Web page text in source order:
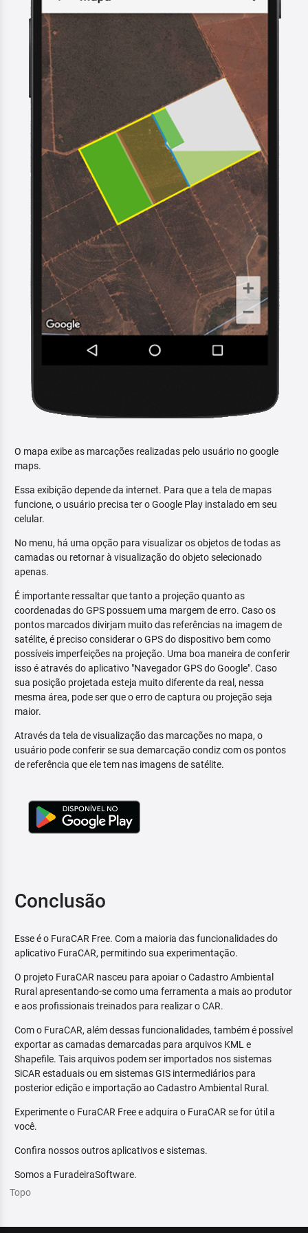
O mapa exibe as marcações realizadas pelo usuário no google
maps.
Essa exibição depende da internet. Para que a tela de mapas
funcione, o usuário precisa ter o Google Play instalado em seu
celular.
No menu, há uma opção para visualizar os objetos de todas as
camadas ou retornar à visualização do objeto selecionado
apenas.
É importante ressaltar que tanto a projeção quanto as
coordenadas do GPS possuem uma margem de erro. Caso os
pontos marcados divirjam muito das referências na imagem de
satélite, é preciso considerar o GPS do dispositivo bem como
possíveis imperfeições na projeção. Uma boa maneira de conferir
isso é através do aplicativo "Navegador GPS do Google". Caso
sua posição projetada esteja muito diferente da real, nessa
mesma área, pode ser que o erro de captura ou projeção seja
maior.
Através da tela de visualização das marcações no mapa, o
usuário pode conferir se sua demarcação condiz com os pontos
de referência que ele tem nas imagens de satélite.
Conclusão
Esse é o FuraCAR Free. Com a maioria das funcionalidades do
aplicativo FuraCAR, permitindo sua experimentação.
O projeto FuraCAR nasceu para apoiar o Cadastro Ambiental
Rural apresentando-se como uma ferramenta a mais ao produtor
e aos profissionais treinados para realizar o CAR.
Com o FuraCAR, além dessas funcionalidades, também é possível
exportar as camadas demarcadas para arquivos KML e
Shapefile. Tais arquivos podem ser importados nos sistemas
SiCAR estaduais ou em sistemas GIS intermediários para
posterior edição e importação ao Cadastro Ambiental Rural.
Experimente o FuraCAR Free e adquira o FuraCAR se for útil a
você.
Confira nossos outros aplicativos e sistemas.
Somos a FuradeiraSoftware.
Topo